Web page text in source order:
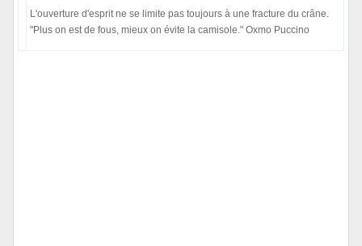
L'ouverture d'esprit ne se limite pas toujours à une fracture du crâne.
"Plus on est de fous, mieux on évite la camisole." Oxmo Puccino